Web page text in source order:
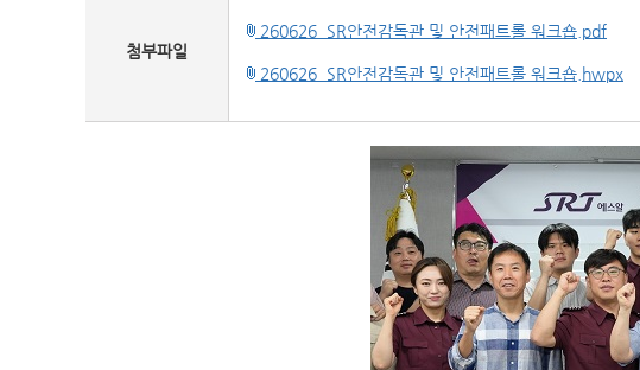
첨부파일
260626_SR안전감독관 및 안전패트롤 워크숍.pdf
260626_SR안전감독관 및 안전패트롤 워크숍.hwpx